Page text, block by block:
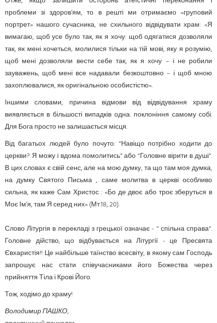
проблеми зі здоров’ям, то в решті ми отримаємо «груповий
портрет» нашого сучасника, не схильного відвідувати храм: «Я
вимагаю, щоб усе було так, як я хочу: щоб одягатися дозволяли
так, як мені хочеться, молилися тільки на тій мові, яку я розумію,
щоб мені дозволяли вести себе так, як я хочу – і не робили
зауважень, щоб мені все надавали безкоштовно – і щоб мною
захоплювалися, як оригінальною особистістю».
Іншими словами, причина відмови від відвідування храму
виявляється в більшості випадків одна: поклоніння самому собі.
Для Бога просто не залишається місця.
Від багатьох людей було почуто: "Навіщо потрібно ходити до
церкви? Я можу і вдома помолитись" або "Головне вірити в душі".
В цих словах є свій сенс, але на мою думку, та що там моя думка,
на думку Святого Письма , саме молитва в церкві особливо
сильна, як каже Сам Христос : «Бо де двоє або троє зберуться в
Моє Ім’я, там Я серед них» (Мт.18, 20).
Слово Літургія в перекладі з грецької означає - " спільна справа".
Головне дійство, що відбувається на Літургії - це Пресвята
Євхаристія!! Це найбільше таїнство всесвіту, в якому сам Господь
запрошує нас стати співучасниками його Божества через
прийняття Тіла і Крові Його.
Тож, ходімо до храму!
Володимир ПАШКО,